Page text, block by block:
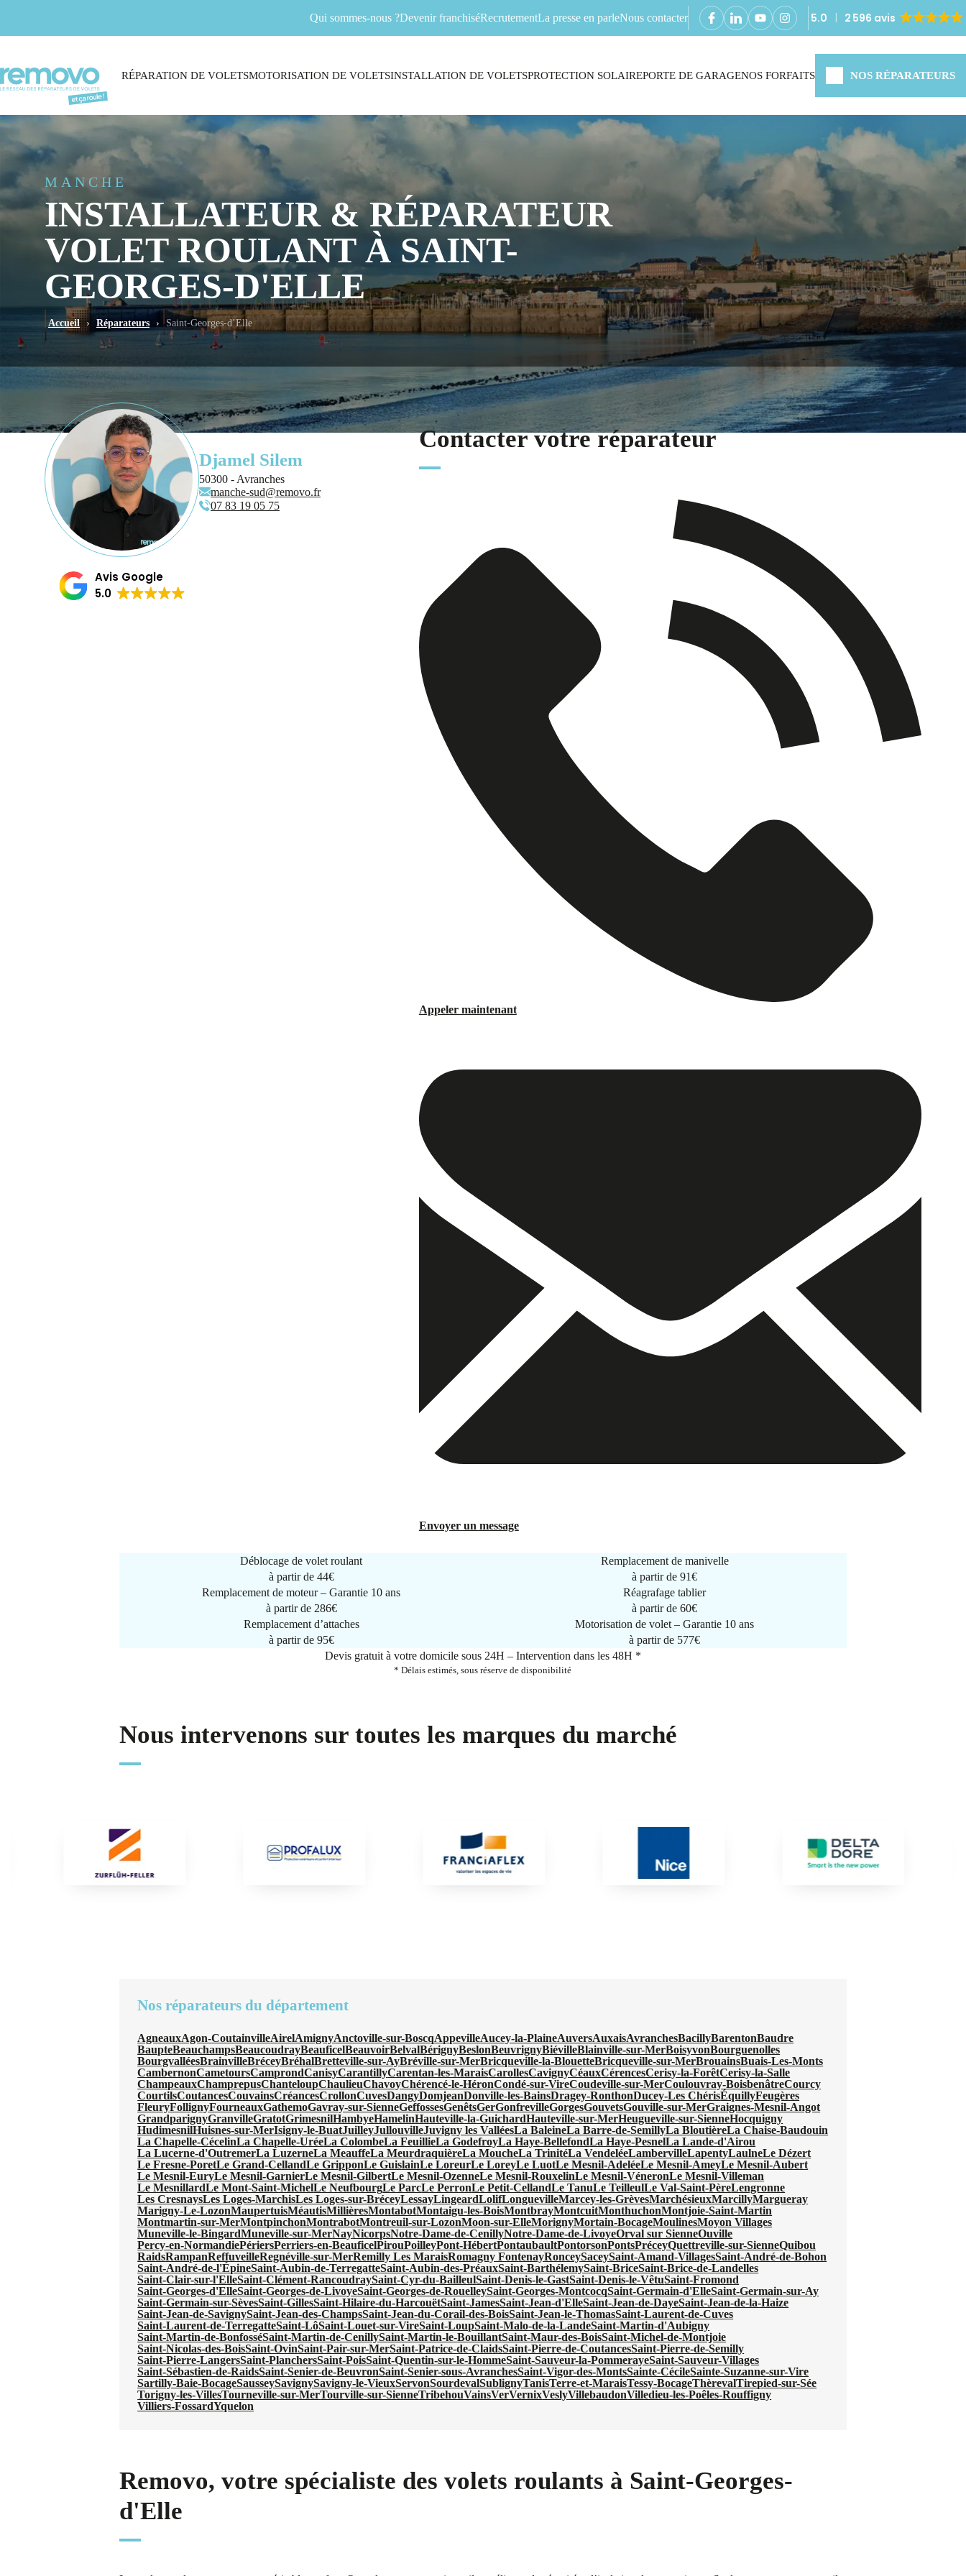
Qui sommes-nous ?Devenir franchiséRecrutementLa presse en parleNous contacter 5.0 2 596 avis
RÉPARATION DE VOLETSMOTORISATION DE VOLETSINSTALLATION DE VOLETSPROTECTION SOLAIREPORTE DE GARAGENOS FORFAITS NOS RÉPARATEURS
MANCHE
INSTALLATEUR & RÉPARATEUR
VOLET ROULANT À SAINT-
GEORGES-D'ELLE
Accueil › Réparateurs › Saint-Georges-d’Elle
Djamel Silem
50300 - Avranches
manche-sud@removo.fr
07 83 19 05 75
Avis Google
5.0
Contacter votre réparateur
Appeler maintenant
Envoyer un message
Déblocage de volet roulant
à partir de 44€
Remplacement de manivelle
à partir de91€
Remplacement de moteur – Garantie 10 ans
à partir de 286€
Réagrafage tablier
à partir de60€
Remplacement d’attaches
à partir de 95€
Motorisation de volet – Garantie 10 ans
à partir de 577€
Devis gratuit à votre domicile sous 24H – Intervention dans les 48H *
* Délais estimés, sous réserve de disponibilité
Nous intervenons sur toutes les marques du marché
Nos réparateurs du département
AgneauxAgon-CoutainvilleAirelAmignyAnctoville-sur-BoscqAppevilleAucey-la-PlaineAuversAuxaisAvranchesBacillyBarentonBaudre
BaupteBeauchampsBeaucoudrayBeauficelBeauvoirBelvalBérignyBeslonBeuvrignyBiévilleBlainville-sur-MerBoisyvonBourguenolles
BourgvalléesBrainvilleBréceyBréhalBretteville-sur-AyBréville-sur-MerBricqueville-la-BlouetteBricqueville-sur-MerBrouainsBuais-Les-Monts
CambernonCametoursCamprondCanisyCarantillyCarentan-les-MaraisCarollesCavignyCéauxCérencesCerisy-la-ForêtCerisy-la-Salle
ChampeauxChamprepusChanteloupChaulieuChavoyChérencé-le-HéronCondé-sur-VireCoudeville-sur-MerCoulouvray-BoisbenâtreCourcy
CourtilsCoutancesCouvainsCréancesCrollonCuvesDangyDomjeanDonville-les-BainsDragey-RonthonDucey-Les ChérisÉquillyFeugères
FleuryFollignyFourneauxGathemoGavray-sur-SienneGeffossesGenêtsGerGonfrevilleGorgesGouvetsGouville-sur-MerGraignes-Mesnil-Angot
GrandparignyGranvilleGratotGrimesnilHambyeHamelinHauteville-la-GuichardHauteville-sur-MerHeugueville-sur-SienneHocquigny
HudimesnilHuisnes-sur-MerIsigny-le-BuatJuilleyJullouvilleJuvigny les ValléesLa BaleineLa Barre-de-SemillyLa BloutièreLa Chaise-Baudouin
La Chapelle-CécelinLa Chapelle-UréeLa ColombeLa FeuillieLa GodefroyLa Haye-BellefondLa Haye-PesnelLa Lande-d'Airou
La Lucerne-d'OutremerLa LuzerneLa MeauffeLa MeurdraquièreLa MoucheLa TrinitéLa VendeléeLambervilleLapentyLaulneLe Dézert
Le Fresne-PoretLe Grand-CellandLe GripponLe GuislainLe LoreurLe LoreyLe LuotLe Mesnil-AdeléeLe Mesnil-AmeyLe Mesnil-Aubert
Le Mesnil-EuryLe Mesnil-GarnierLe Mesnil-GilbertLe Mesnil-OzenneLe Mesnil-RouxelinLe Mesnil-VéneronLe Mesnil-Villeman
Le MesnillardLe Mont-Saint-MichelLe NeufbourgLe ParcLe PerronLe Petit-CellandLe TanuLe TeilleulLe Val-Saint-PèreLengronne
Les CresnaysLes Loges-MarchisLes Loges-sur-BréceyLessayLingeardLolifLonguevilleMarcey-les-GrèvesMarchésieuxMarcillyMargueray
Marigny-Le-LozonMaupertuisMéautisMillièresMontabotMontaigu-les-BoisMontbrayMontcuitMonthuchonMontjoie-Saint-Martin
Montmartin-sur-MerMontpinchonMontrabotMontreuil-sur-LozonMoon-sur-ElleMorignyMortain-BocageMoulinesMoyon Villages
Muneville-le-BingardMuneville-sur-MerNayNicorpsNotre-Dame-de-CenillyNotre-Dame-de-LivoyeOrval sur SienneOuville
Percy-en-NormandiePériersPerriers-en-BeauficelPirouPoilleyPont-HébertPontaubaultPontorsonPontsPréceyQuettreville-sur-SienneQuibou
RaidsRampanReffuveilleRegnéville-sur-MerRemilly Les MaraisRomagny FontenayRonceySaceySaint-Amand-VillagesSaint-André-de-Bohon
Saint-André-de-l'ÉpineSaint-Aubin-de-TerregatteSaint-Aubin-des-PréauxSaint-BarthélemySaint-BriceSaint-Brice-de-Landelles
Saint-Clair-sur-l'ElleSaint-Clément-RancoudraySaint-Cyr-du-BailleulSaint-Denis-le-GastSaint-Denis-le-VêtuSaint-Fromond
Saint-Georges-d'ElleSaint-Georges-de-LivoyeSaint-Georges-de-RouelleySaint-Georges-MontcocqSaint-Germain-d'ElleSaint-Germain-sur-Ay
Saint-Germain-sur-SèvesSaint-GillesSaint-Hilaire-du-HarcouëtSaint-JamesSaint-Jean-d'ElleSaint-Jean-de-DayeSaint-Jean-de-la-Haize
Saint-Jean-de-SavignySaint-Jean-des-ChampsSaint-Jean-du-Corail-des-BoisSaint-Jean-le-ThomasSaint-Laurent-de-Cuves
Saint-Laurent-de-TerregatteSaint-LôSaint-Louet-sur-VireSaint-LoupSaint-Malo-de-la-LandeSaint-Martin-d'Aubigny
Saint-Martin-de-BonfosséSaint-Martin-de-CenillySaint-Martin-le-BouillantSaint-Maur-des-BoisSaint-Michel-de-Montjoie
Saint-Nicolas-des-BoisSaint-OvinSaint-Pair-sur-MerSaint-Patrice-de-ClaidsSaint-Pierre-de-CoutancesSaint-Pierre-de-Semilly
Saint-Pierre-LangersSaint-PlanchersSaint-PoisSaint-Quentin-sur-le-HommeSaint-Sauveur-la-PommerayeSaint-Sauveur-Villages
Saint-Sébastien-de-RaidsSaint-Senier-de-BeuvronSaint-Senier-sous-AvranchesSaint-Vigor-des-MontsSainte-CécileSainte-Suzanne-sur-Vire
Sartilly-Baie-BocageSausseySavignySavigny-le-VieuxServonSourdevalSublignyTanisTerre-et-MaraisTessy-BocageThèrevalTirepied-sur-Sée
Torigny-les-VillesTourneville-sur-MerTourville-sur-SienneTribehouVainsVerVernixVeslyVillebaudonVilledieu-les-Poêles-Rouffigny
Villiers-FossardYquelon
Removo, votre spécialiste des volets roulants à Saint-Georges-
d'Elle